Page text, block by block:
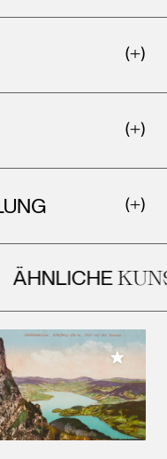
ÄHNLICHE
hinzufügen Meiner